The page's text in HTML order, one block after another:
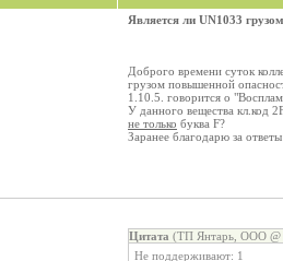
Является ли UN1033
Доброго времени суток
грузом повышенной
1.10.5. говорится о
У данного вещества кл.код
не только буква F?
Заранее благодарю за
Цитата (ТП Янтарь, ООО @
Не поддерживают: 1